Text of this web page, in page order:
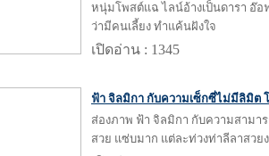
หนุ่มโพสต์แฉ ไลน์อ้างเป็นดารา อ๊
ว่ามีคนเลี้ยง ทำแค้นฝังใจ
เปิดอ่าน : 1345
ฟ้า จิลมิกา กับความเซ็กซี่ไม่มีลิมิต
ส่องภาพ ฟ้า จิลมิกา กับความสามา
สวย แซ่บมาก แต่ละท่วงท่าลีลาสวย